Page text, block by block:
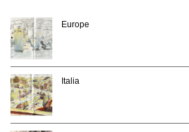
Europe
Italia